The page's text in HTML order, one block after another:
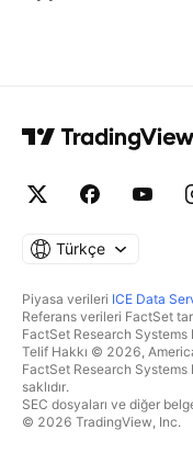
Türkçe
Piyasa verileri ICE Data
Referans verileri FactSet
FactSet Research Systems
Telif Hakkı © 2026,
FactSet Research Systems
saklıdır.
SEC dosyaları ve diğer
© 2026 TradingView, Inc.